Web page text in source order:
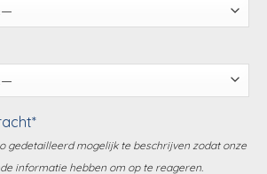
gedetailleerd mogelijk te beschrijven zodat onze
informatie hebben om op te reageren.